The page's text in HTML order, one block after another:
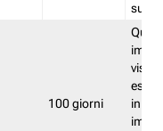
100 giorni
in